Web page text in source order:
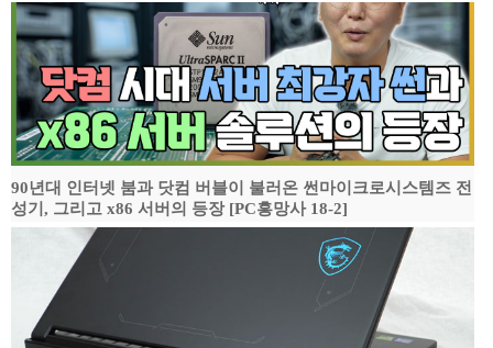
90년대 인터넷 붐과 닷컴 버블이 불러온 썬마이크로시스템즈 전
성기, 그리고 x86 서버의 등장 [PC흥망사 18-2]